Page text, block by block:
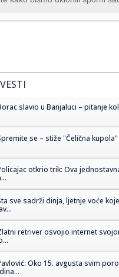
slavio u Banjaluci – pitanje
se – stiže "Čelična kupola"
otkrio trik: Ova
sve sadrži dinja, ljetnje voće
retriver osvojio internet
Oko 15. avgusta svim